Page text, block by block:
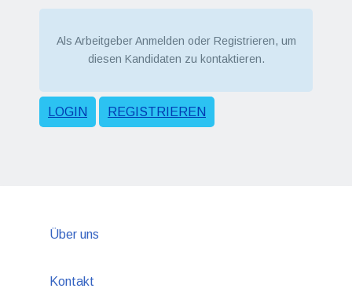
Als Arbeitgeber Anmelden oder Registrieren, um
diesen Kandidaten zu kontaktieren.
LOGIN REGISTRIEREN
Über uns
Kontakt